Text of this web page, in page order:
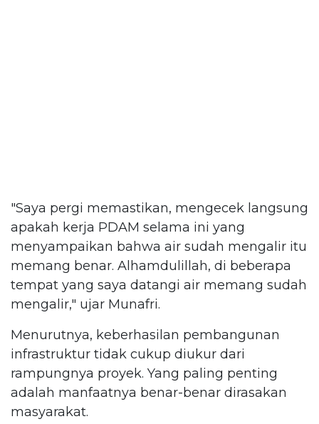
"Saya pergi memastikan, mengecek langsung
apakah kerja PDAM selama ini yang
menyampaikan bahwa air sudah mengalir itu
memang benar. Alhamdulillah, di beberapa
tempat yang saya datangi air memang sudah
mengalir," ujar Munafri.
Menurutnya, keberhasilan pembangunan
infrastruktur tidak cukup diukur dari
rampungnya proyek. Yang paling penting
adalah manfaatnya benar-benar dirasakan
masyarakat.